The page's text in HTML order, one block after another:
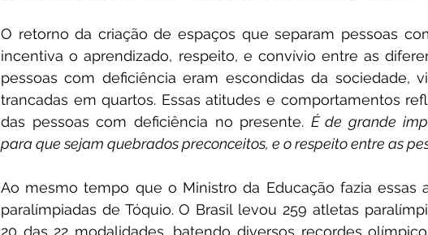
O retorno da criação de espaços que separam pessoas
incentiva o aprendizado, respeito, e convívio entre as
pessoas com deficiência eram escondidas da sociedade,
trancadas em quartos. Essas atitudes e comportamentos
das pessoas com deficiência no presente. É de grande
para que sejam quebrados preconceitos, e o respeito entre as
Ao mesmo tempo que o Ministro da Educação fazia essas
paralímpiadas de Tóquio. O Brasil levou 259 atletas
20 das 22 modalidades, batendo diversos recordes